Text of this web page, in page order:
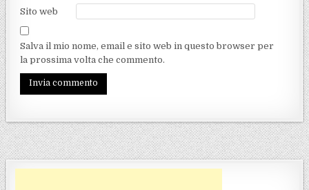
Sito web
Salva il mio nome, email e sito web in questo browser per
la prossima volta che commento.